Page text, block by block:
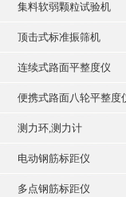
集料软弱颗粒试验机
顶击式标准振筛机
连续式路面平整度仪
便携式路面八轮平整度
测力环,测力计
电动钢筋标距仪
多点钢筋标距仪